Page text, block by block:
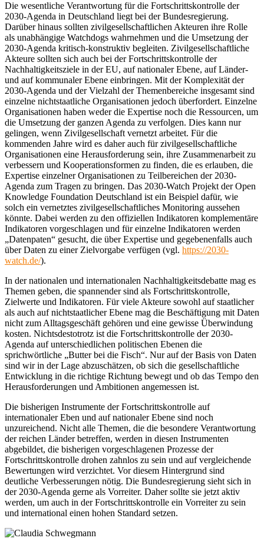
Die wesentliche Verantwortung für die Fortschrittskontrolle der
2030-Agenda in Deutschland liegt bei der Bundesregierung.
Darüber hinaus sollten zivilgesellschaftlichen Akteuren ihre Rolle
als unabhängige Watchdogs wahrnehmen und die Umsetzung der
2030-Agenda kritisch-konstruktiv begleiten. Zivilgesellschaftliche
Akteure sollten sich auch bei der Fortschrittskontrolle der
Nachhaltigkeitsziele in der EU, auf nationaler Ebene, auf Länder-
und auf kommunaler Ebene einbringen. Mit der Komplexität der
2030-Agenda und der Vielzahl der Themenbereiche insgesamt sind
einzelne nichtstaatliche Organisationen jedoch überfordert. Einzelne
Organisationen haben weder die Expertise noch die Ressourcen, um
die Umsetzung der ganzen Agenda zu verfolgen. Dies kann nur
gelingen, wenn Zivilgesellschaft vernetzt arbeitet. Für die
kommenden Jahre wird es daher auch für zivilgesellschaftliche
Organisationen eine Herausforderung sein, ihre Zusammenarbeit zu
verbessern und Kooperationsformen zu finden, die es erlauben, die
Expertise einzelner Organisationen zu Teilbereichen der 2030-
Agenda zum Tragen zu bringen. Das 2030-Watch Projekt der Open
Knowledge Foundation Deutschland ist ein Beispiel dafür, wie
solch ein vernetztes zivilgesellschaftliches Monitoring aussehen
könnte. Dabei werden zu den offiziellen Indikatoren komplementäre
Indikatoren vorgeschlagen und für einzelne Indikatoren werden
„Datenpaten“ gesucht, die über Expertise und gegebenenfalls auch
über Daten zu einer Zielvorgabe verfügen (vgl. https://2030-
watch.de/).
In der nationalen und internationalen Nachhaltigkeitsdebatte mag es
Themen geben, die spannender sind als Fortschrittskontrolle,
Zielwerte und Indikatoren. Für viele Akteure sowohl auf staatlicher
als auch auf nichtstaatlicher Ebene mag die Beschäftigung mit Daten
nicht zum Alltagsgeschäft gehören und eine gewisse Überwindung
kosten. Nichtsdestotrotz ist die Fortschrittskontrolle der 2030-
Agenda auf unterschiedlichen politischen Ebenen die
sprichwörtliche „Butter bei die Fisch“. Nur auf der Basis von Daten
sind wir in der Lage abzuschätzen, ob sich die gesellschaftliche
Entwicklung in die richtige Richtung bewegt und ob das Tempo den
Herausforderungen und Ambitionen angemessen ist.
Die bisherigen Instrumente der Fortschrittskontrolle auf
internationaler Eben und auf nationaler Ebene sind noch
unzureichend. Nicht alle Themen, die die besondere Verantwortung
der reichen Länder betreffen, werden in diesen Instrumenten
abgebildet, die bisherigen vorgeschlagenen Prozesse der
Fortschrittskontrolle drohen zahnlos zu sein und auf vergleichende
Bewertungen wird verzichtet. Vor diesem Hintergrund sind
deutliche Verbesserungen nötig. Die Bundesregierung sieht sich in
der 2030-Agenda gerne als Vorreiter. Daher sollte sie jetzt aktiv
werden, um auch in der Fortschrittskontrolle ein Vorreiter zu sein
und international einen hohen Standard setzen.